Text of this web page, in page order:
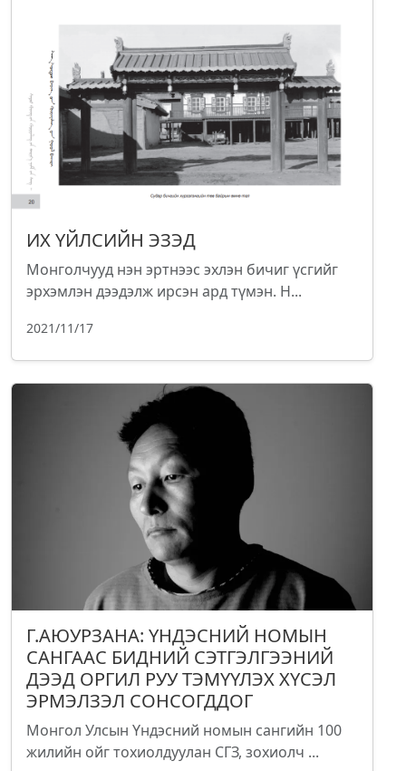
ИХ ҮЙЛСИЙН ЭЗЭД
Монголчууд нэн эртнээс эхлэн бичиг үсгийг
эрхэмлэн дээдэлж ирсэн ард түмэн. Н...
2021/11/17
Г.АЮУРЗАНА: ҮНДЭСНИЙ НОМЫН
САНГААС БИДНИЙ СЭТГЭЛГЭЭНИЙ
ДЭЭД ОРГИЛ РУУ ТЭМҮҮЛЭХ ХҮСЭЛ
ЭРМЭЛЗЭЛ СОНСОГДДОГ
Монгол Улсын Үндэсний номын сангийн 100
жилийн ойг тохиолдуулан СГЗ, зохиолч ...